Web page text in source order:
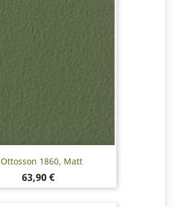
Ottosson 1860, Matt
Pris
63,90 €